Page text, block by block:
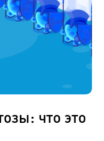
что это